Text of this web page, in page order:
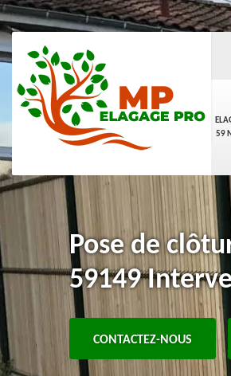
59
Pose de
59149
CONTACTEZ-NOUS